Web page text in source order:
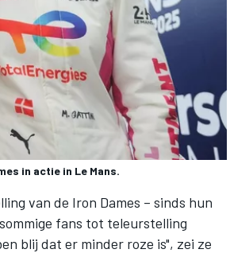
in actie in Le Mans.
van de Iron Dames – sinds hun
fans tot teleurstelling
blij dat er minder roze is", zei ze